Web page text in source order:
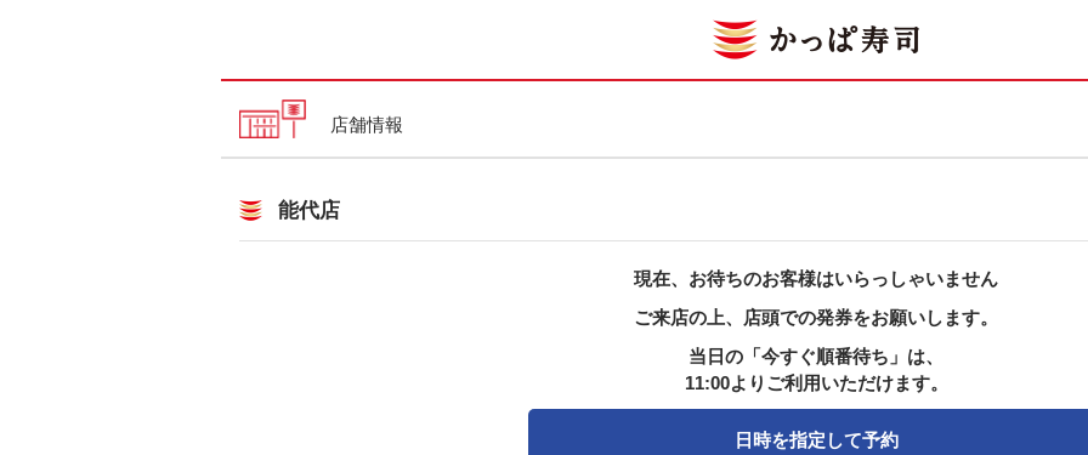
店舗情報
能代店
現在、お待ちのお客様はいらっしゃいません
ご来店の上、店頭での発券をお願いします。
当日の「今すぐ順番待ち」は、
11:00よりご利用いただけます。
日時を指定して予約